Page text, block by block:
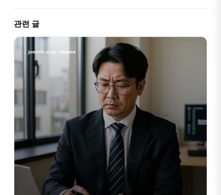
관련 글